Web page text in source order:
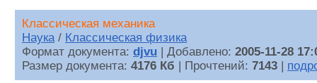
Классическая механика
Наука/ Классическая физика
Формат документа: djvu | Добавлено: 2005-11-28
Размер документа: 4176 Кб | Прочтений: 7143